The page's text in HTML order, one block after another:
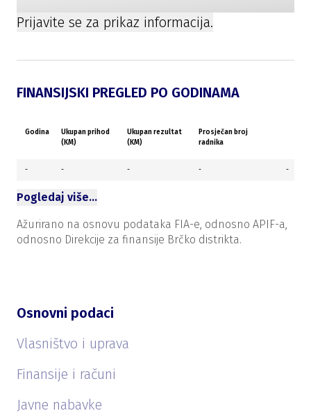
Prijavite se za prikaz informacija.
FINANSIJSKI PREGLED PO GODINAMA
Godina
Ukupan prihod
(KM)
Ukupan rezultat
(KM)
Prosječan broj
radnika
- - - - -
Pogledaj više…
Ažurirano na osnovu podataka FIA-e, odnosno APIF-a,
odnosno Direkcije za finansije Brčko distrikta.
Osnovni podaci
Vlasništvo i uprava
Finansije i računi
Javne nabavke